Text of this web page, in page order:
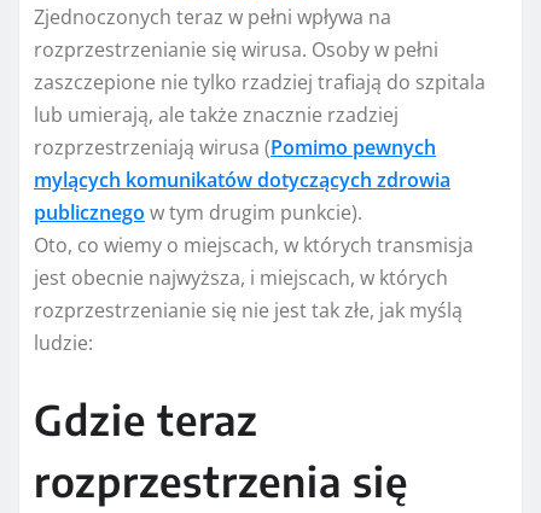
Zjednoczonych teraz w pełni wpływa na
rozprzestrzenianie się wirusa. Osoby w pełni
zaszczepione nie tylko rzadziej trafiają do szpitala
lub umierają, ale także znacznie rzadziej
rozprzestrzeniają wirusa (Pomimo pewnych
mylących komunikatów dotyczących zdrowia
publicznego w tym drugim punkcie).
Oto, co wiemy o miejscach, w których transmisja
jest obecnie najwyższa, i miejscach, w których
rozprzestrzenianie się nie jest tak złe, jak myślą
ludzie:
Gdzie teraz
rozprzestrzenia się